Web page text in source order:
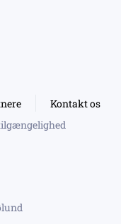
Kontakt os